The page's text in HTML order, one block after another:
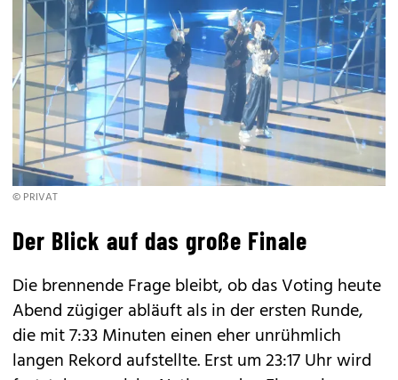
© PRIVAT
Der Blick auf das große Finale
Die brennende Frage bleibt, ob das Voting heute
Abend zügiger abläuft als in der ersten Runde,
die mit 7:33 Minuten einen eher unrühmlich
langen Rekord aufstellte. Erst um 23:17 Uhr wird